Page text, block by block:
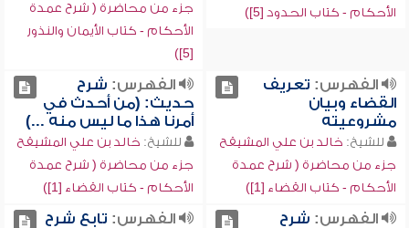
الأحكام - كتاب الحدود [5])
جزء من محاضرة ( شرح عمدة
الأحكام - كتاب الأيمان والنذور
[5])
الفهرس: تعريف
القضاء وبيان
مشروعيته
للشيخ: خالد بن علي المشيقح
جزء من محاضرة ( شرح عمدة
الأحكام - كتاب القضاء [1])
الفهرس: شرح
حديث: (من أحدث في
أمرنا هذا ما ليس منه ...)
للشيخ: خالد بن علي المشيقح
جزء من محاضرة ( شرح عمدة
الأحكام - كتاب القضاء [1])
الفهرس: شرح
الفهرس: تابع شرح